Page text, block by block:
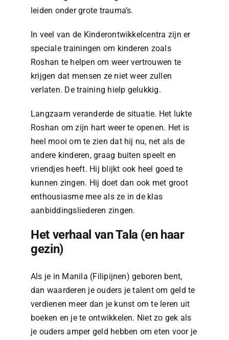
leiden onder grote trauma’s.
In veel van de Kinderontwikkelcentra zijn er
speciale trainingen om kinderen zoals
Roshan te helpen om weer vertrouwen te
krijgen dat mensen ze niet weer zullen
verlaten. De training hielp gelukkig.
Langzaam veranderde de situatie. Het lukte
Roshan om zijn hart weer te openen. Het is
heel mooi om te zien dat hij nu, net als de
andere kinderen, graag buiten speelt en
vriendjes heeft. Hij blijkt ook heel goed te
kunnen zingen. Hij doet dan ook met groot
enthousiasme mee als ze in de klas
aanbiddingsliederen zingen.
Het verhaal van Tala (en haar
gezin)
Als je in Manila (Filipijnen) geboren bent,
dan waarderen je ouders je talent om geld te
verdienen meer dan je kunst om te leren uit
boeken en je te ontwikkelen. Niet zo gek als
je ouders amper geld hebben om eten voor je